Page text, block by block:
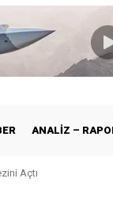
ANALIZ –
Açtı